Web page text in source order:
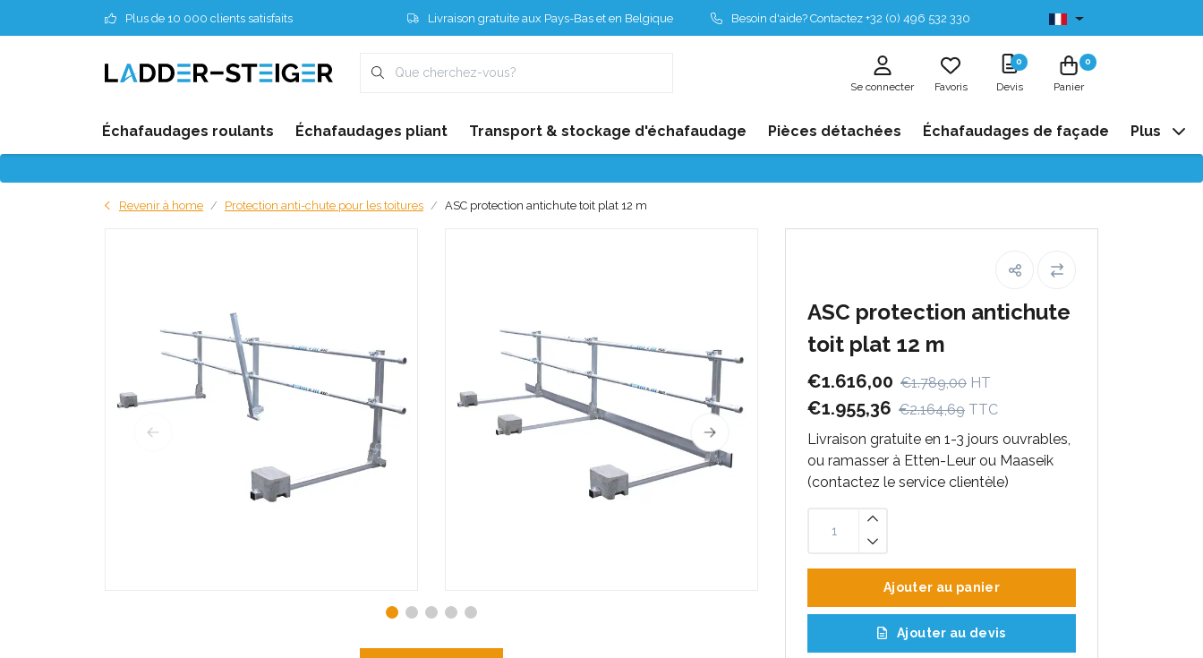
Plus de 10 000 clients satisfaits Livraison gratuite aux Pays-Bas et en Belgique Besoin d'aide? Contactez +32 (0) 496 532 330 Disponibles de stock
Se connecter Favoris
0
Devis
0
Panier
Échafaudages roulants Échafaudages pliant Transport & stockage d'échafaudage Pièces détachées Échafaudages de façade Plus
Revenir à home Protection anti-chute pour les toitures ASC protection antichute toit plat 12 m
ASC protection antichute
toit plat 12 m
€1.616,00 €1.789,00 HT
€1.955,36 €2.164,69 TTC
Livraison gratuite en 1-3 jours ouvrables,
ou ramasser à Etten-Leur ou Maaseik
(contactez le service clientèle)
Ajouter au panier
Ajouter au devis